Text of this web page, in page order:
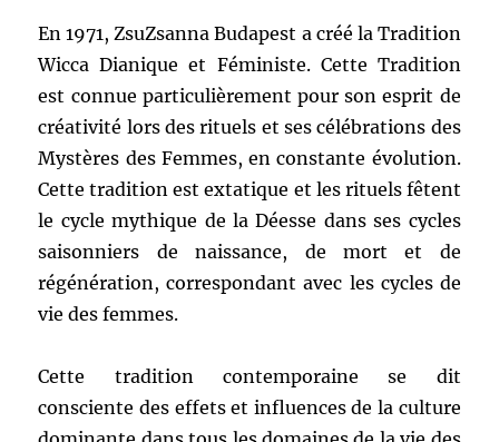
En 1971, ZsuZsanna Budapest a créé la Tradition
Wicca Dianique et Féministe. Cette Tradition
est connue particulièrement pour son esprit de
créativité lors des rituels et ses célébrations des
Mystères des Femmes, en constante évolution.
Cette tradition est extatique et les rituels fêtent
le cycle mythique de la Déesse dans ses cycles
saisonniers de naissance, de mort et de
régénération, correspondant avec les cycles de
vie des femmes.
Cette tradition contemporaine se dit
consciente des effets et influences de la culture